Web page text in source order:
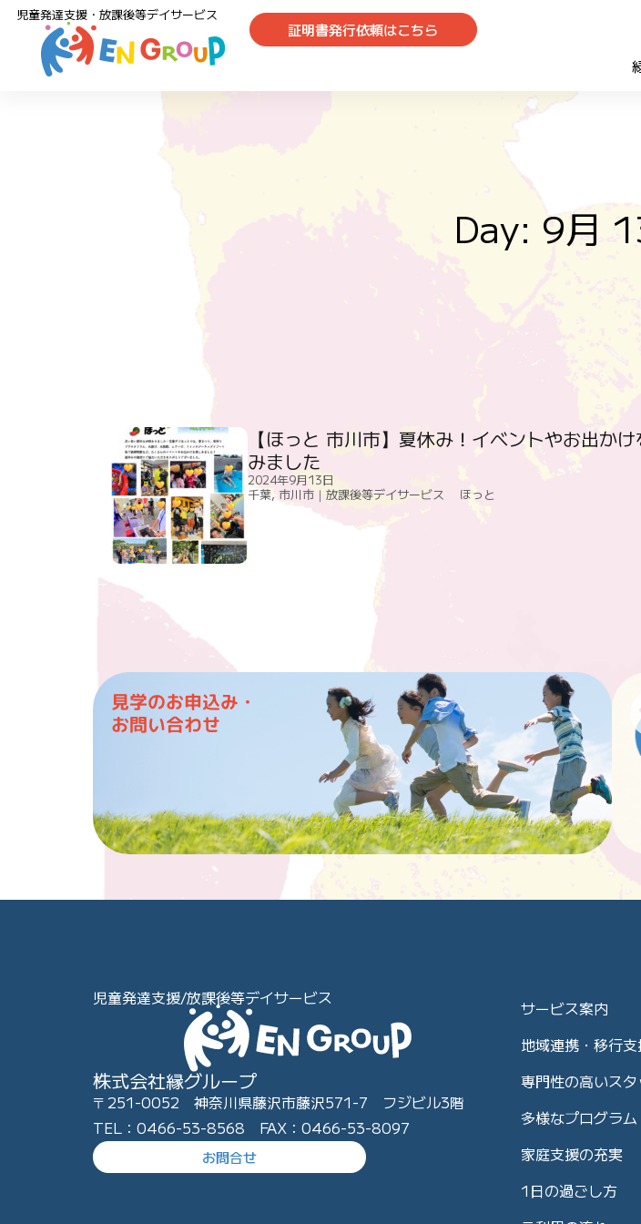
児童発達支援・放課後等デイサービス
証明書発行依頼はこちら
Day: 9月
【ほっと 市川市】夏休み！イベントやお出か
みました
2024年9月13日
千葉, 市川市｜放課後等デイサービス ほっと
見学のお申込み・
お問い合わせ
児童発達支援/放課後等デイサービス
株式会社縁グループ
〒251-0052 神奈川県藤沢市藤沢571-7 フジビル3階
TEL：0466-53-8568 FAX：0466-53-8097
お問合せ
サービス案内
地域連携・移行
専門性の高いスタ
多様なプログラム
家庭支援の充実
1日の過ごし方